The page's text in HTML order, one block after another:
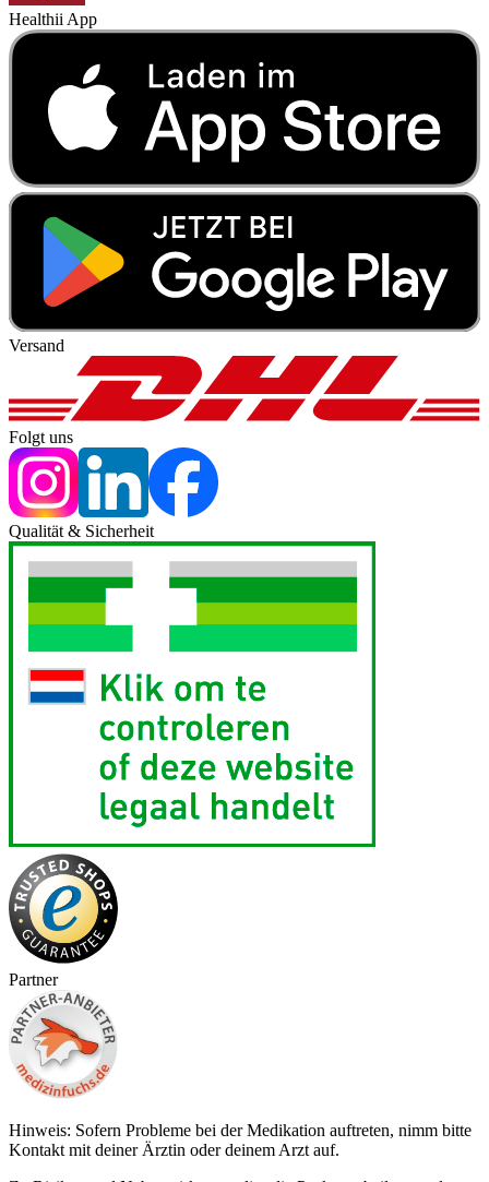
Healthii App
Versand
Folgt uns
Qualität & Sicherheit
Partner
Hinweis: Sofern Probleme bei der Medikation auftreten, nimm bitte
Kontakt mit deiner Ärztin oder deinem Arzt auf.